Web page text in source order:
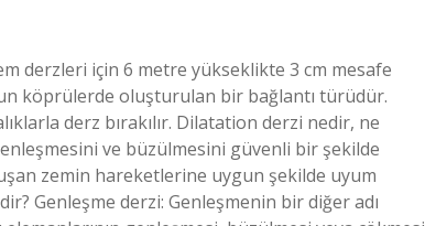
derzleri için 6 metre yükseklikte 3 cm mesafe
köprülerde oluşturulan bir bağlantı türüdür.
derz bırakılır. Dilatation derzi nedir, ne
ve büzülmesini güvenli bir şekilde
zemin hareketlerine uygun şekilde uyum
Genleşme derzi: Genleşmenin bir diğer adı